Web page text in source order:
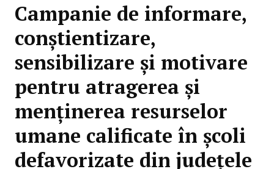
Campanie de informare,
conștientizare,
sensibilizare și motivare
pentru atragerea și
menținerea resurselor
umane calificate în școli
defavorizate din județele